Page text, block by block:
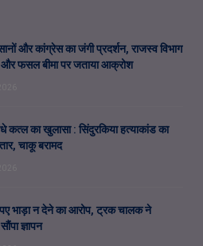
और कांग्रेस का जंगी प्रदर्शन, राजस्व विभाग
और फसल बीमा पर जताया आक्रोश
का खुलासा : सिंदुरकिया हत्याकांड का
चाकू बरामद
भाड़ा न देने का आरोप, ट्रक चालक ने
ज्ञापन